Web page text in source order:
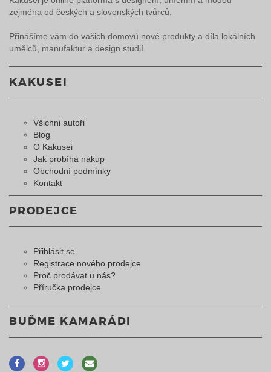
zejména od českých a slovenských tvůrců.
Přinášíme vám do vašich domovů nové produkty a díla lokálních
umělců, manufaktur a design studií.
KAKUSEI
Všichni autoři
Blog
O Kakusei
Jak probíhá nákup
Obchodní podmínky
Kontakt
PRODEJCE
Přihlásit se
Registrace nového prodejce
Proč prodávat u nás?
Příručka prodejce
BUĎME KAMARÁDI